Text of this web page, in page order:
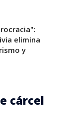
elimina
y
cárcel